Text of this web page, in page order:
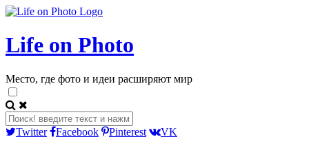
Life on Photo
Место, где фото и идеи расширяют мир
Twitter Facebook Pinterest
VK